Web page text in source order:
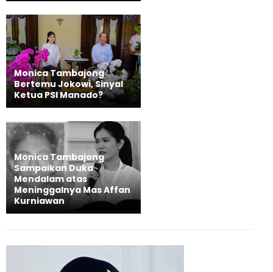
Monica Tambajong
Bertemu Jokowi, Sinyal
Ketua PSI Manado?
Monica Tambajong
Sampaikan Duka
Mendalam atas
Meninggalnya Mas Affan
Kurniawan